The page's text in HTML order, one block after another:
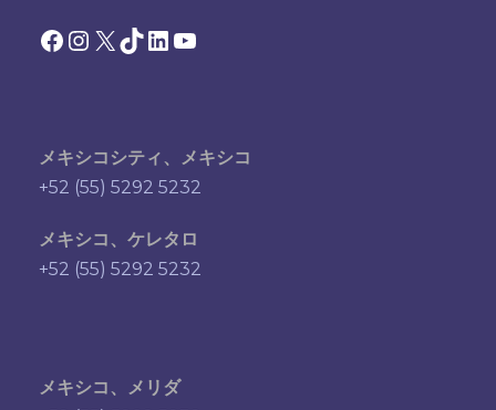
Facebook Instagram X TikTok LinkedIn YouTube
メキシコシティ、メキシコ
+52 (55) 5292 5232
メキシコ、ケレタロ
+52 (55) 5292 5232
メキシコ、メリダ